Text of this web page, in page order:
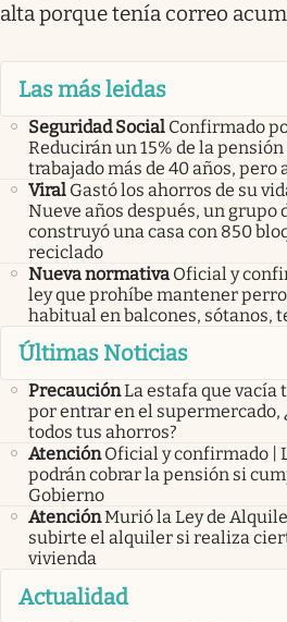
alta porque tenía correo
Las más leidas
Seguridad Social Confirmado
Reducirán un 15% de la
trabajado más de 40 años,
Viral Gastó los ahorros de su
Nueve años después, un grupo
construyó una casa con 850
reciclado
Nueva normativa Oficial y
ley que prohíbe mantener
habitual en balcones, sótanos,
Últimas Noticias
PrecauciónLa estafa que vacía
por entrar en el supermercado,
todos tus ahorros?
Atención Oficial y confirmado |
podrán cobrar la pensión si
Gobierno
AtenciónMurió la Ley de
subirte el alquiler si realiza
vivienda
Actualidad